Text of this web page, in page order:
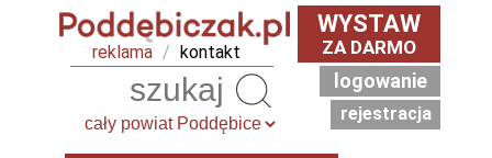
reklama / kontakt
WYSTAW
ZA DARMO
logowanie
rejestracja